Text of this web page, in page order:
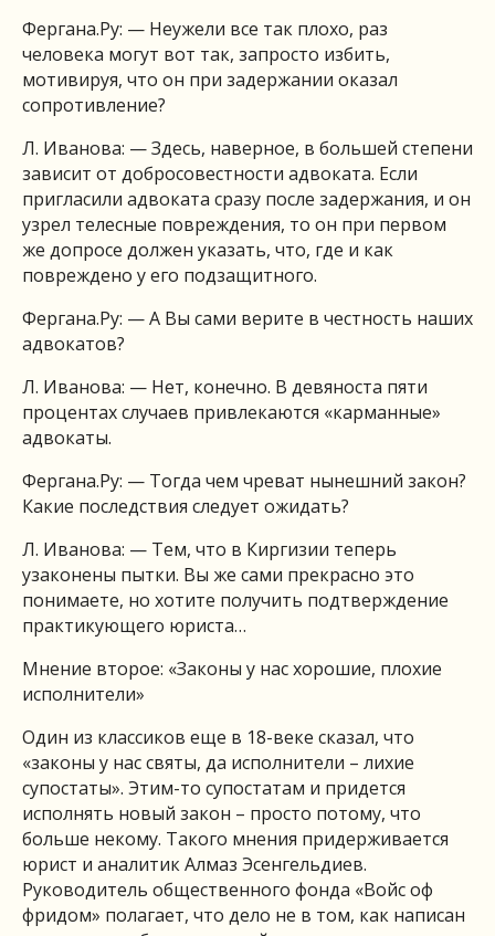
Фергана.Ру: — Неужели все так плохо, раз
человека могут вот так, запросто избить,
мотивируя, что он при задержании оказал
сопротивление?
Л. Иванова: — Здесь, наверное, в большей степени
зависит от добросовестности адвоката. Если
пригласили адвоката сразу после задержания, и он
узрел телесные повреждения, то он при первом
же допросе должен указать, что, где и как
повреждено у его подзащитного.
Фергана.Ру: — А Вы сами верите в честность наших
адвокатов?
Л. Иванова: — Нет, конечно. В девяноста пяти
процентах случаев привлекаются «карманные»
адвокаты.
Фергана.Ру: — Тогда чем чреват нынешний закон?
Какие последствия следует ожидать?
Л. Иванова: — Тем, что в Киргизии теперь
узаконены пытки. Вы же сами прекрасно это
понимаете, но хотите получить подтверждение
практикующего юриста…
Мнение второе: «Законы у нас хорошие, плохие
исполнители»
Один из классиков еще в 18-веке сказал, что
«законы у нас святы, да исполнители – лихие
супостаты». Этим-то супостатам и придется
исполнять новый закон – просто потому, что
больше некому. Такого мнения придерживается
юрист и аналитик Алмаз Эсенгельдиев.
Руководитель общественного фонда «Войс оф
фридом» полагает, что дело не в том, как написан